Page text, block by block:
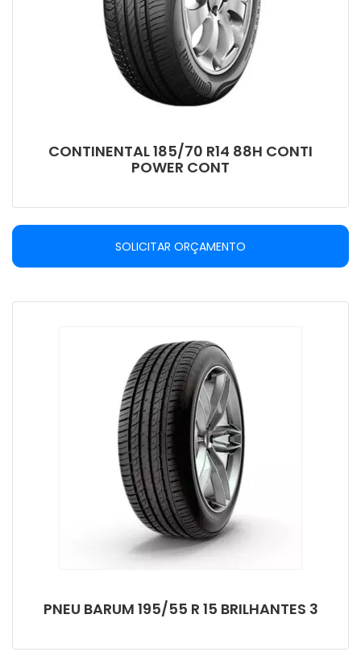
CONTINENTAL 185/70 R14 88H CONTI
POWER CONT
SOLICITAR ORÇAMENTO
PNEU BARUM 195/55 R 15 BRILHANTES 3